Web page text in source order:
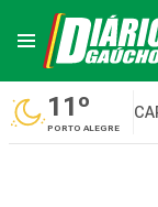
11º
PORTO ALEGRE